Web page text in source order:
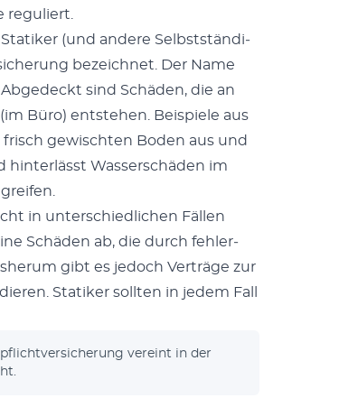
reg­uliert.
(und andere Selb­st­ständi­
beze­ich­net. Der Name
sind Schä­den, die an
Büro) entste­hen. Beispiele aus
gewis­cht­en Boden aus und
hin­ter­lässt Wasser­schä­den im
in unter­schiedlichen Fällen
Schä­den ab, die durch fehler­
gibt es jedoch Verträge zur
Sta­tik­er soll­ten in jedem Fall
vere­int in der